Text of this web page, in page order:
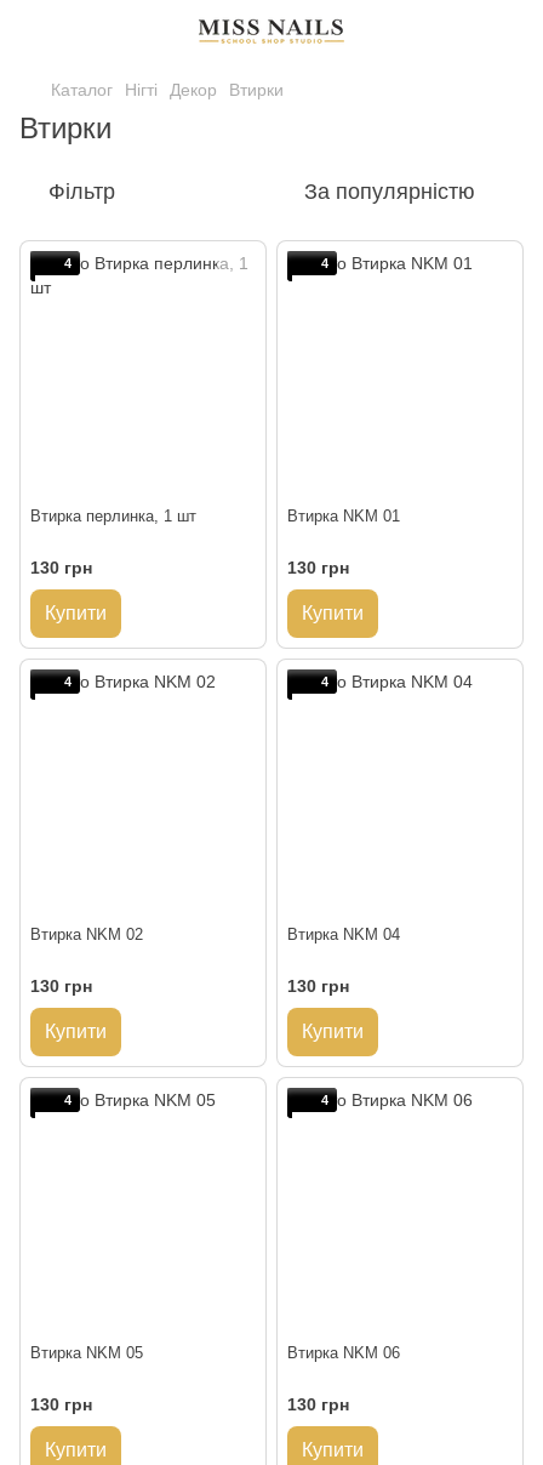
Каталог Нігті Декор Втирки
Втирки
Фільтр За популярністю
4
Втирка перлинка, 1 шт
130 грн
Купити
4
Втирка NKM 01
130 грн
Купити
4
Втирка NKM 02
130 грн
Купити
4
Втирка NKM 04
130 грн
Купити
4
Втирка NKM 05
130 грн
Купити
4
Втирка NKM 06
130 грн
Купити